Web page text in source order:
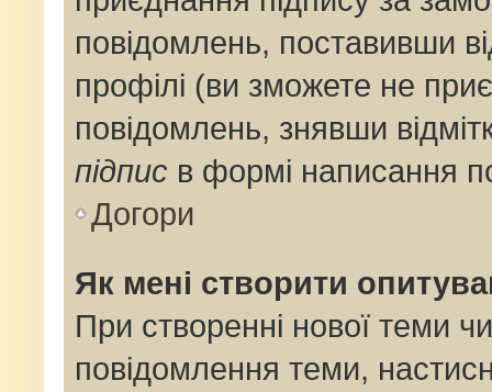
повідомлень, поставивши
профілі (ви зможете не
повідомлень, знявши
підпис в формі написання
Догори
Як мені створити
При створенні нової теми
повідомлення теми,